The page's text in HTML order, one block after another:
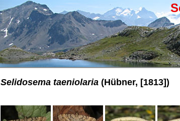
Selidosema taeniolaria(Hübner, [1813])